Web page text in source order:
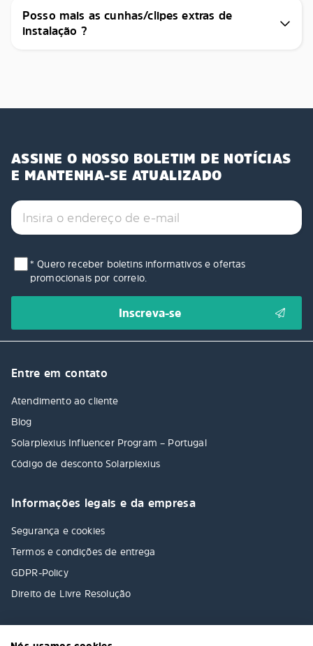
Posso mais as cunhas/clipes extras de
instalação ?
ASSINE O NOSSO BOLETIM DE NOTÍCIAS
E MANTENHA-SE ATUALIZADO
* Quero receber boletins informativos e ofertas
promocionais por correio.
Entre em contato
Atendimento ao cliente
Blog
Solarplexius Influencer Program – Portugal
Código de desconto Solarplexius
Informações legais e da empresa
Segurança e cookies
Termos e condições de entrega
GDPR-Policy
Direito de Livre Resolução